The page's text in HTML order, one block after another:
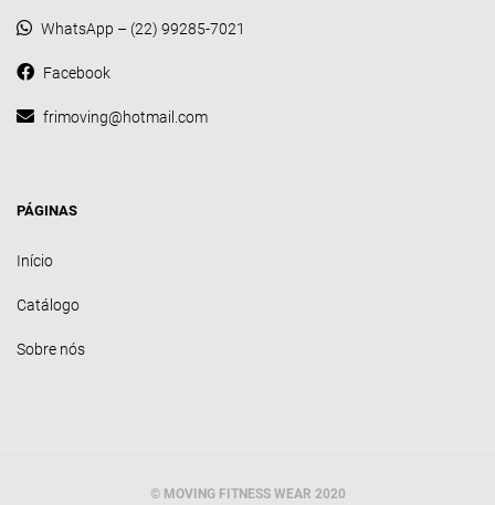
WhatsApp – (22) 99285-7021
Facebook
frimoving@hotmail.com
PÁGINAS
Início
Catálogo
Sobre nós
© MOVING FITNESS WEAR 2020